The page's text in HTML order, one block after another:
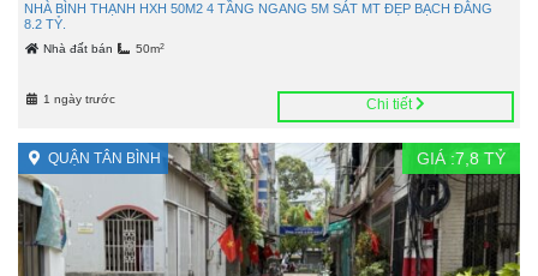
NHÀ BÌNH THẠNH HXH 50M2 4 TẦNG NGANG 5M SÁT MT ĐẸP BẠCH ĐẰNG
8.2 TỶ.
Nhà đất bán 50m2
1 ngày trước Chi tiết
QUẬN TÂN BÌNH GIÁ :7,8 TỶ